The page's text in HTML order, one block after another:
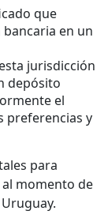
que
en un
jurisdicción
depósito
el
preferencias y
para
momento de